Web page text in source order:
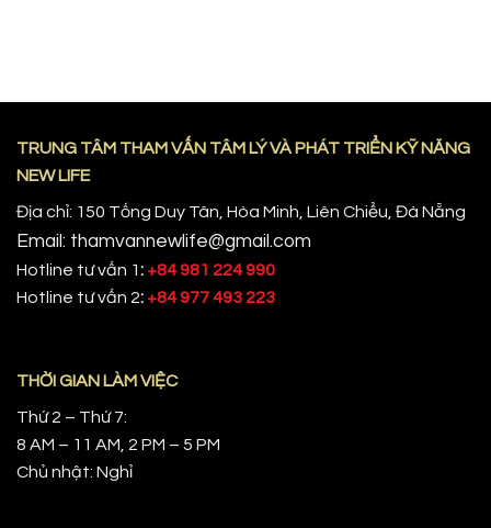
TRUNG TÂM THAM VẤN TÂM LÝ VÀ PHÁT TRIỂN KỸ NĂNG
NEW LIFE
Địa chỉ: 150 Tống Duy Tân, Hòa Minh, Liên Chiểu, Đà Nẵng
Email: thamvannewlife@gmail.com
Hotline tư vấn 1: +84 981 224 990
Hotline tư vấn 2: +84 977 493 223
THỜI GIAN LÀM VIỆC
Thứ 2 – Thứ 7:
8 AM – 11 AM, 2 PM – 5 PM
Chủ nhật: Nghỉ